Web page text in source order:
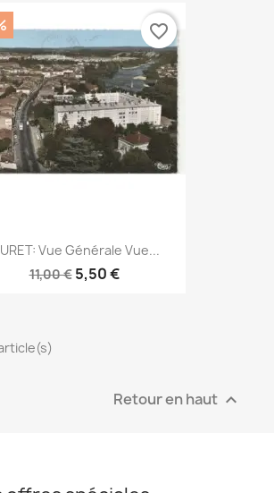
Vue Générale Vue...
11,00 € 5,50 €
favorite_border
Retour en haut 